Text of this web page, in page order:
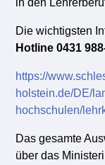
Die wichtigsten
Hotline 0431
https://
holstein.de/DE/
hochschulen/
Das gesamte
über das